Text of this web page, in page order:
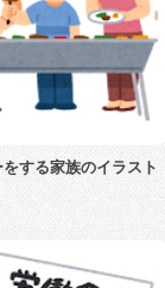
する家族のイラスト